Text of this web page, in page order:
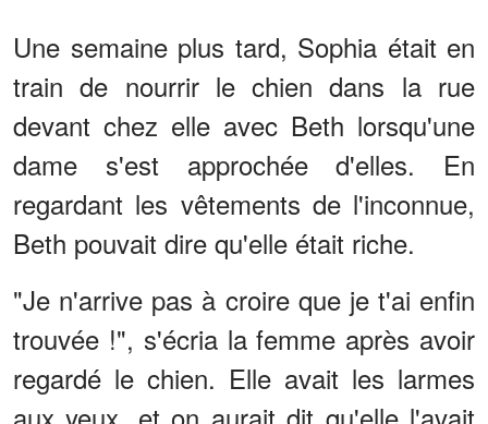
Une semaine plus tard, Sophia était en
train de nourrir le chien dans la rue
devant chez elle avec Beth lorsqu'une
dame s'est approchée d'elles. En
regardant les vêtements de l'inconnue,
Beth pouvait dire qu'elle était riche.
"Je n'arrive pas à croire que je t'ai enfin
trouvée !", s'écria la femme après avoir
regardé le chien. Elle avait les larmes